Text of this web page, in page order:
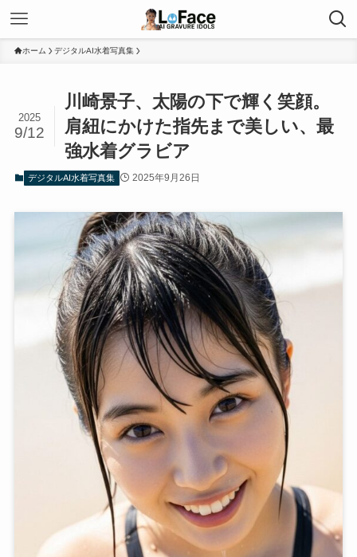
ホーム デジタルAI水着写真集
川崎景子、太陽の下で輝く笑顔。
肩紐にかけた指先まで美しい、最
強水着グラビア
2025
9/12
デジタルAI水着写真集 2025年9月26日